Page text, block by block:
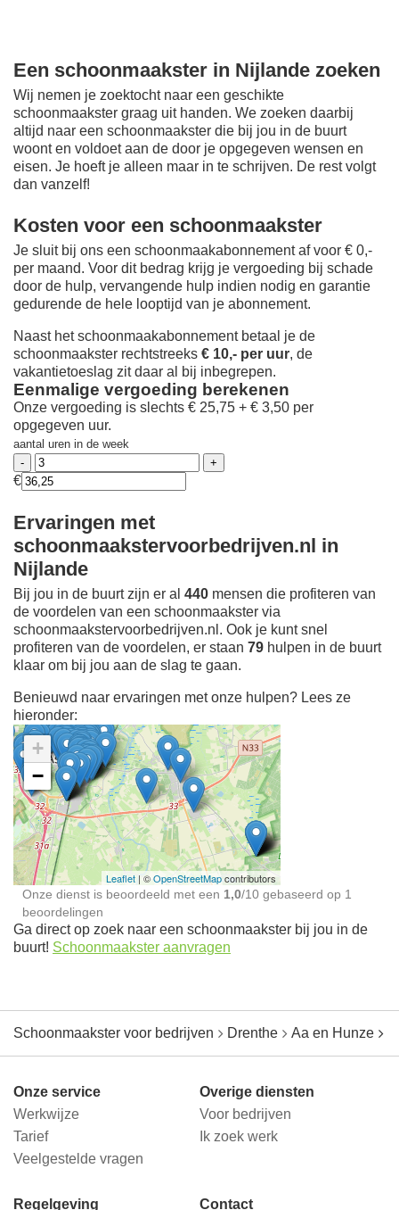
Een schoonmaakster in Nijlande zoeken
Wij nemen je zoektocht naar een geschikte
schoonmaakster graag uit handen. We zoeken daarbij
altijd naar een schoonmaakster die bij jou in de buurt
woont en voldoet aan de door je opgegeven wensen en
eisen. Je hoeft je alleen maar in te schrijven. De rest volgt
dan vanzelf!
Kosten voor een schoonmaakster
Je sluit bij ons een schoonmaakabonnement af voor € 0,-
per maand. Voor dit bedrag krijg je vergoeding bij schade
door de hulp, vervangende hulp indien nodig en garantie
gedurende de hele looptijd van je abonnement.
Naast het schoonmaakabonnement betaal je de
schoonmaakster rechtstreeks € 10,- per uur, de
vakantietoeslag zit daar al bij inbegrepen.
Eenmalige vergoeding berekenen
Onze vergoeding is slechts € 25,75 + € 3,50 per
opgegeven uur.
aantal uren in de week
€
Ervaringen met
schoonmaakstervoorbedrijven.nl in
Nijlande
Bij jou in de buurt zijn er al 440 mensen die profiteren van
de voordelen van een schoonmaakster via
schoonmaakstervoorbedrijven.nl. Ook je kunt snel
profiteren van de voordelen, er staan 79 hulpen in de buurt
klaar om bij jou aan de slag te gaan.
Benieuwd naar ervaringen met onze hulpen? Lees ze
hieronder:
Ontdek meer ervaringen
Schoonmaakster bij
jou in de buurt
+
−
Leaflet | ©OpenStreetMapcontributors
Onze dienst is beoordeeld met een 1,0/10 gebaseerd op 1
beoordelingen
Ga direct op zoek naar een schoonmaakster bij jou in de
buurt! Schoonmaakster aanvragen
Schoonmaakster voor bedrijven Drenthe Aa en Hunze
Onze service
Werkwijze
Tarief
Veelgestelde vragen
Overige diensten
Voor bedrijven
Ik zoek werk
Regelgeving Contact